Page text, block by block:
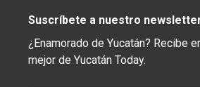
Suscríbete a nuestro
¿Enamorado de Yucatán? Recibe
mejor de Yucatán Today.